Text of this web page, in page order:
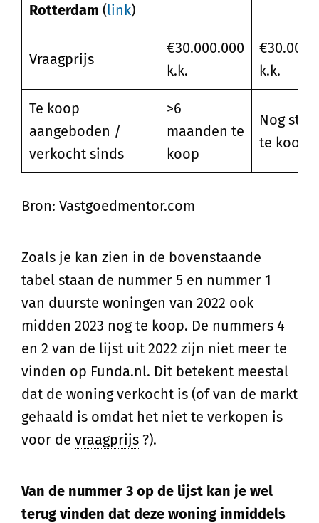
Rotterdam (link)
Vraagprijs
€30.000.000
k.k.
k.k.
Te koop
aangeboden /
verkocht sinds
>6
maanden te
koop
Nog
te koop
Bron: Vastgoedmentor.com
Zoals je kan zien in de bovenstaande
tabel staan de nummer 5 en nummer 1
van duurste woningen van 2022 ook
midden 2023 nog te koop. De nummers 4
en 2 van de lijst uit 2022 zijn niet meer te
vinden op Funda.nl. Dit betekent meestal
dat de woning verkocht is (of van de markt
gehaald is omdat het niet te verkopen is
voor de vraagprijs ?).
Van de nummer 3 op de lijst kan je wel
terug vinden dat deze woning inmiddels